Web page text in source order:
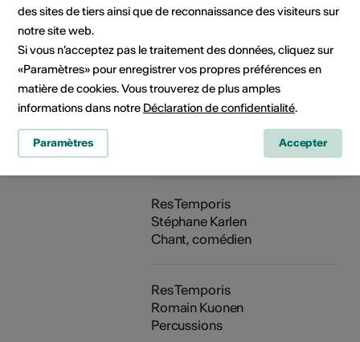
Marie Héritier
Ecriture des scènes, harpiste
Res Temporis
Pierre-Alain Héritier
Res Temporis
Stéphane Karlen
Chant, comédien
Res Temporis
Romain Kuonen
Percussions
des sites de tiers ainsi que de reconnaissance des visiteurs sur
notre site web.
Si vous n’acceptez pas le traitement des données, cliquez sur
«Paramètres» pour enregistrer vos propres préférences en
matière de cookies. Vous trouverez de plus amples
informations dans notre Déclaration de confidentialité.
Paramètres Accepter